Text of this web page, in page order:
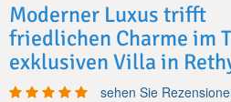
Moderner Luxus trifft
friedlichen Charme im
exklusiven Villa in
sehen Sie